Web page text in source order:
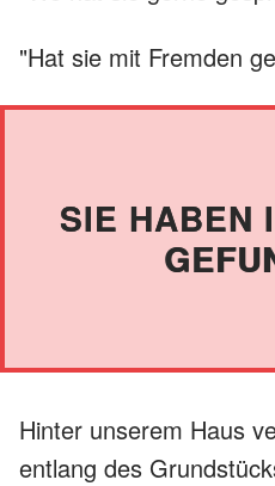
"Hat sie mit Fremden
SIE HABEN
Hinter unserem Haus
entlang des